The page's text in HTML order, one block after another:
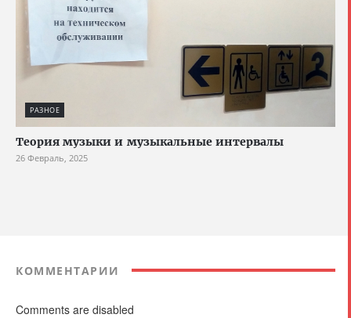
РАЗНОЕ
Теория музыки и музыкальные интервалы
26 Февраль, 2025
КОММЕНТАРИИ
Comments are disabled